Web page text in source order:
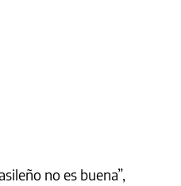
no es buena”,